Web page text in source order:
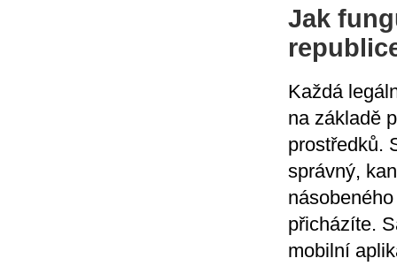
Jak
Každá
na základě
prostředků.
správný,
přicházíte.
mobilní